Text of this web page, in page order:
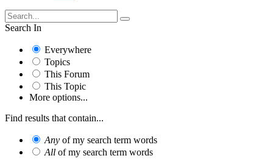
Search In
Everywhere
Topics
This Forum
This Topic
More options...
Find results that contain...
Any of my search term words
All of my search term words